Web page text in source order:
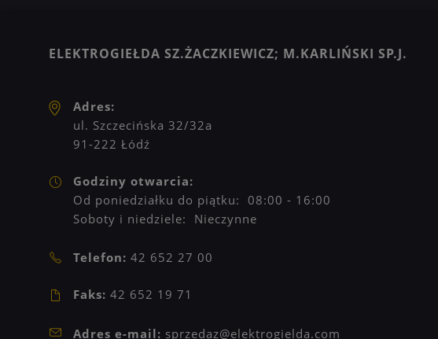
ELEKTROGIEŁDA SZ.ŻACZKIEWICZ; M.KARLIŃSKI SP.J.
Adres:
ul. Szczecińska 32/32a
91-222 Łódź
Godziny otwarcia:
Od poniedziałku do piątku: 08:00 - 16:00
Soboty i niedziele: Nieczynne
Telefon: 42 652 27 00
Faks: 42 652 19 71
Adres e-mail: sprzedaz@elektrogielda.com